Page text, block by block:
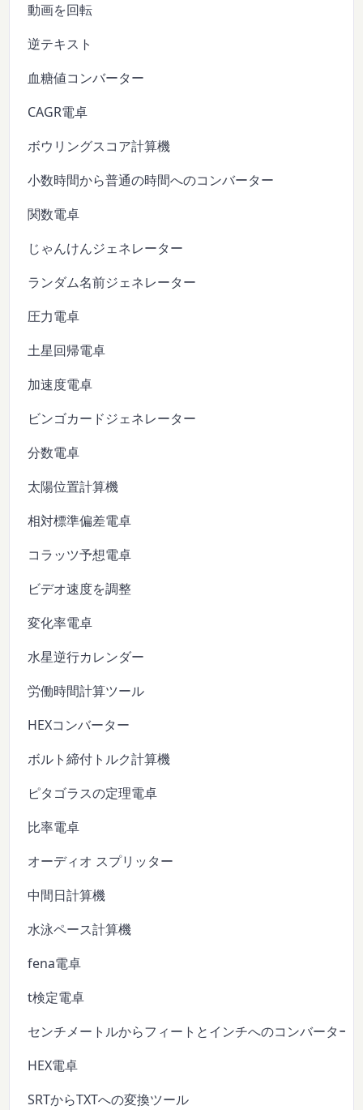
動画を回転
逆テキスト
血糖値コンバーター
CAGR電卓
ボウリングスコア計算機
小数時間から普通の時間へのコンバーター
関数電卓
じゃんけんジェネレーター
ランダム名前ジェネレーター
圧力電卓
土星回帰電卓
加速度電卓
ビンゴカードジェネレーター
分数電卓
太陽位置計算機
相対標準偏差電卓
コラッツ予想電卓
ビデオ速度を調整
変化率電卓
水星逆行カレンダー
労働時間計算ツール
HEXコンバーター
ボルト締付トルク計算機
ピタゴラスの定理電卓
比率電卓
オーディオ スプリッター
中間日計算機
水泳ペース計算機
fena電卓
t検定電卓
センチメートルからフィートとインチへのコンバーター
HEX電卓
SRTからTXTへの変換ツール